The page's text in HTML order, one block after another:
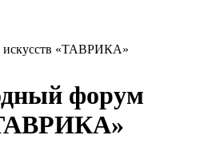
«ТАВРИКА»
форум